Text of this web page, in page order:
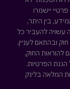
יישמרו
בין היתר,
עשויה להעביר כל
ובהתאם לעניין.
להוראות החוק,
הפרטיות.
המלאה בלינק